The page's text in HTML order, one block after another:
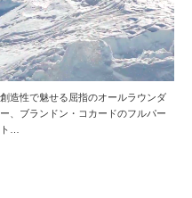
創造性で魅せる屈指のオールラウンダ
ー、ブランドン・コカードのフルパー
ト…